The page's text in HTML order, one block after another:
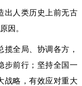
人类历史上前无古
因。
全局、协调各方，
步前行；坚持全国一
战略，有效应对重大